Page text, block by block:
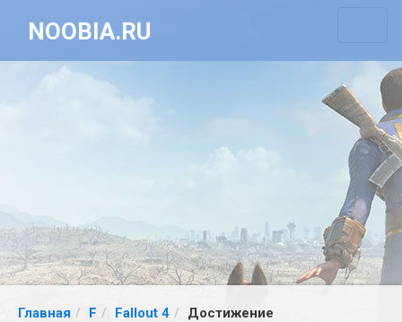
NOOBIA.RU
Главная F Fallout 4
Достижение